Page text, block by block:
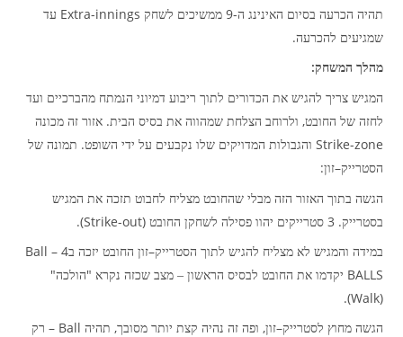
תהיה הכרעה בסיום האינינג ה-9 ממשיכים לשחק Extra-innings עד
שמגיעים להכרעה.
מהלך המשחק:
המגיש צריך להגיש את הכדורים לתוך ריבוע דמיוני הנמתח מהברכיים ועד
לחזה של החובט, ולרוחב הצלחת שמהווה את בסיס הבית.אזור זה מכונה
Strike-zone והגבולות המדויקים שלו נקבעים על ידי השופט. תמונה של
הסטרייק–זון:
הגשה בתוך האזור הזה מבלי שהחובט מצליח לחבוט תזכה את המגיש
בסטרייק. 3 סטרייקים יהוו פסילה לשחקן החובט(Strike-out).
במידה והמגיש לא מצליח להגיש לתוך הסטרייק–זון החובט יזכה בBall – 4
BALLS יקדמו את החובט לבסיס הראשון – מצב שכזה נקרא "הולכה"
(Walk).
הגשה מחוץ לסטרייק–זון, ופה זה נהיה קצת יותר מסובך, תהיה Ball –
רק